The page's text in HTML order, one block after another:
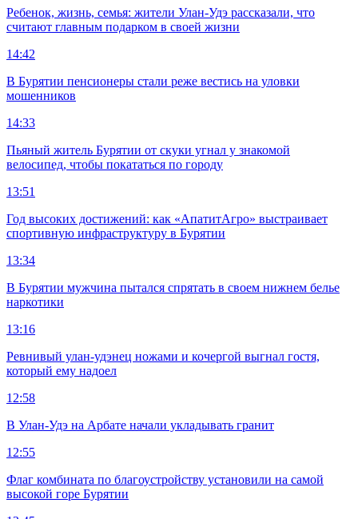
Ребенок, жизнь, семья: жители Улан-Удэ рассказали, что
считают главным подарком в своей жизни
14:42
В Бурятии пенсионеры стали реже вестись на уловки
мошенников
14:33
Пьяный житель Бурятии от скуки угнал у знакомой
велосипед, чтобы покататься по городу
13:51
Год высоких достижений: как «АпатитАгро» выстраивает
спортивную инфраструктуру в Бурятии
13:34
В Бурятии мужчина пытался спрятать в своем нижнем белье
наркотики
13:16
Ревнивый улан-удэнец ножами и кочергой выгнал гостя,
который ему надоел
12:58
В Улан-Удэ на Арбате начали укладывать гранит
12:55
Флаг комбината по благоустройству установили на самой
высокой горе Бурятии